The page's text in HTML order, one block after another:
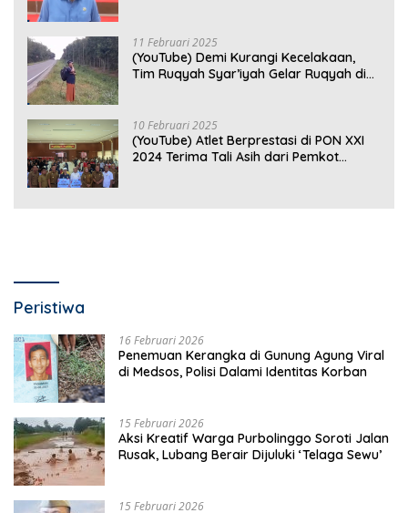
11 Februari 2025
(YouTube) Demi Kurangi Kecelakaan,
Tim Ruqyah Syar’iyah Gelar Ruqyah di
10 Februari 2025
(YouTube) Atlet Berprestasi di PON XXI
2024 Terima Tali Asih dari Pemkot
Peristiwa
16 Februari 2026
Penemuan Kerangka di Gunung Agung Viral
di Medsos, Polisi Dalami Identitas Korban
15 Februari 2026
Aksi Kreatif Warga Purbolinggo Soroti Jalan
Rusak, Lubang Berair Dijuluki ‘Telaga Sewu’
15 Februari 2026